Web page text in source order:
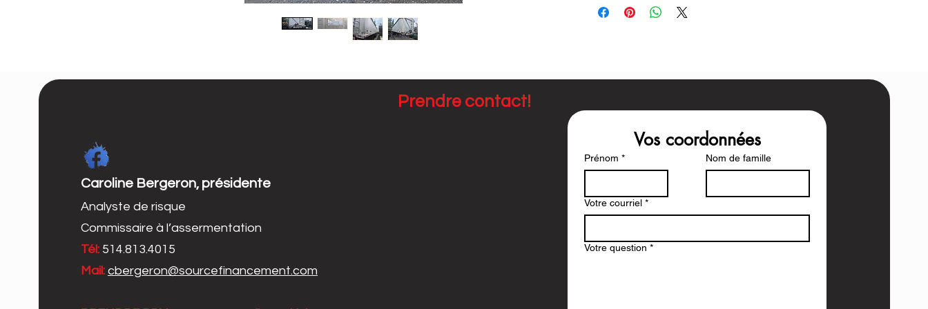
Prendre contact!
Caroline Bergeron, présidente
Analyste de risque
Commissaire à l’assermentation
Tél: 514.813.4015
Mail: cbergeron@sourcefinancement.com
Vos coordonnées
Prénom * Nom de famille
Votre courriel *
Votre question *